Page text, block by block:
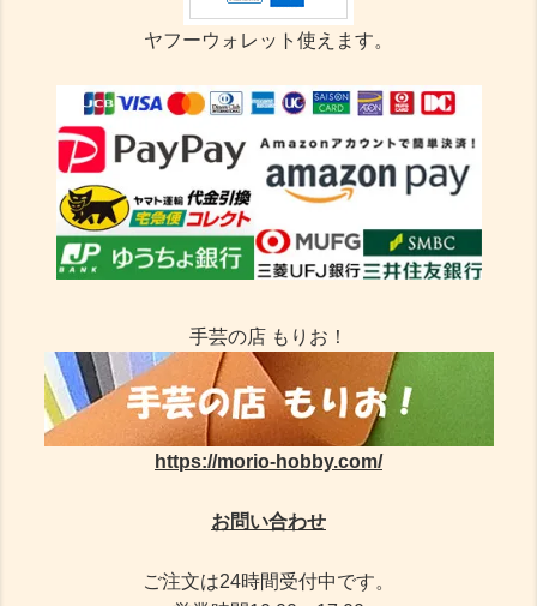
ヤフーウォレット使えます。
手芸の店 もりお！
https://morio-hobby.com/
お問い合わせ
ご注文は24時間受付中です。